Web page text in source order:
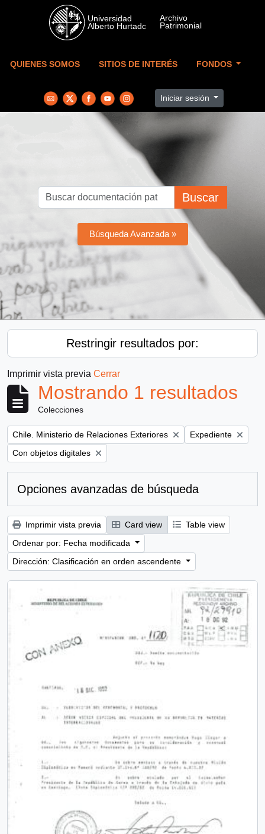
Skip to main content
QUIENES SOMOS SITIOS DE INTERÉS FONDOS
Iniciar sesión
Buscar
Búsqueda Avanzada »
Restringir resultados por:
Imprimir vista previa Cerrar
Mostrando 1 resultados
Colecciones
Remove filter:
Chile. Ministerio de Relaciones Exteriores Remove filter:
Expediente
Remove filter:
Con objetos digitales
Opciones avanzadas de búsqueda
Imprimir vista previa Card view
Table view
Ordenar por: Fecha modificada
Dirección: Clasificación en orden ascendente